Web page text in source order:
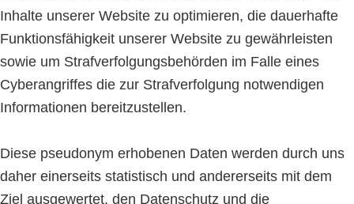
Inhalte unserer Website zu optimieren, die dauerhafte
Funktionsfähigkeit unserer Website zu gewährleisten
sowie um Strafverfolgungsbehörden im Falle eines
Cyberangriffes die zur Strafverfolgung notwendigen
Informationen bereitzustellen.
Diese pseudonym erhobenen Daten werden durch uns
daher einerseits statistisch und andererseits mit dem
Ziel ausgewertet, den Datenschutz und die